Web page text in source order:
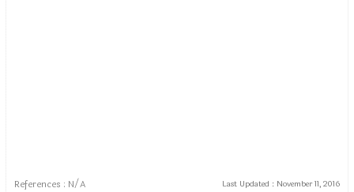
References : N/A Last Updated : November 11, 2016